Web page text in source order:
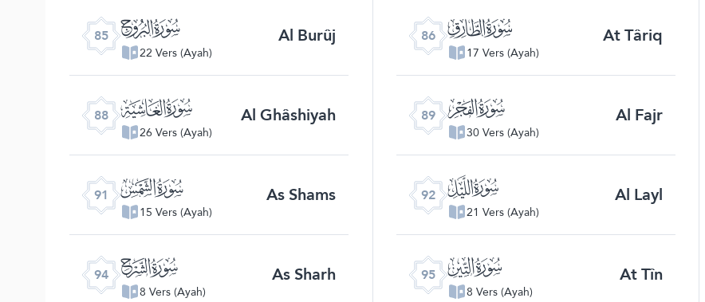
85 ﰂ
22 Vers (Ayah)
Al Burûj 86 ﰃ
17 Vers (Ayah)
At Târiq
88 ﰅ
26 Vers (Ayah)
Al Ghâshiyah 89 ﰆ
30 Vers (Ayah)
Al Fajr
91 ﰈ
15 Vers (Ayah)
As Shams 92 ﰉ
21 Vers (Ayah)
Al Layl
94 ﰋ
8 Vers (Ayah)
As Sharh 95 ﰌ
8 Vers (Ayah)
At Tîn